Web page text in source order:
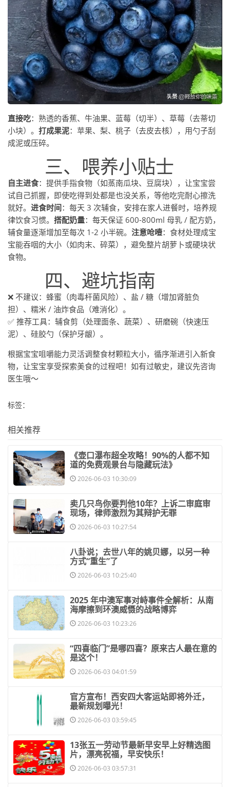
直接吃：熟透的香蕉、牛油果、蓝莓（切半）、草莓（去蒂切
小块）。 打成果泥：苹果、梨、桃子（去皮去核），用勺子刮
成泥或压碎。
三、喂养小贴士
自主进食：提供手指食物（如蒸南瓜块、豆腐块），让宝宝尝
试自己抓握，即使吃得到处都是也没关系，等他吃完耐心擦洗
就好。 进食时间：每天 3 次辅食，安排在家人进餐时，培养规
律饮食习惯。 搭配奶量：每天保证 600-800ml 母乳 / 配方奶，
辅食量逐渐增加至每次 1-2 小半碗。 注意呛噎：食材处理成宝
宝能吞咽的大小（如肉末、碎菜），避免整片胡萝卜或硬块状
食物。
四、避坑指南
❌ 不建议：蜂蜜（肉毒杆菌风险）、盐 / 糖（增加肾脏负
担）、糯米 / 油炸食品（难消化）。
✅ 推荐工具：辅食剪（处理面条、蔬菜）、研磨碗（快速压
泥）、硅胶勺（保护牙龈）。
根据宝宝咀嚼能力灵活调整食材颗粒大小，循序渐进引入新食
物，让宝宝享受探索美食的过程吧！如有过敏史，建议先咨询
医生哦～
标签：
相关推荐
​《壶口瀑布超全攻略！90%的人都不知
道的免费观景台与隐藏玩法》
2026-06-03 10:30:09
​卖几只鸟你要判他10年？上诉二审庭审
现场，律师激烈为其辩护无罪
2026-06-03 10:27:54
​八卦说；去世八年的姚贝娜，以另一种
方式“重生”了
2026-06-03 10:25:40
​2025 年中澳军事对峙事件全解析：从南
海摩擦到环澳威慑的战略博弈
2026-06-03 10:23:26
​“四喜临门”是哪四喜？原来古人最在意的
是这个！
2026-06-03 04:01:59
​官方宣布！西安四大客运站即将外迁，
最新规划曝光！
2026-06-03 03:59:45
​13张五一劳动节最新早安早上好精选图
片，漂亮祝福，早安快乐！
2026-06-03 03:57:31